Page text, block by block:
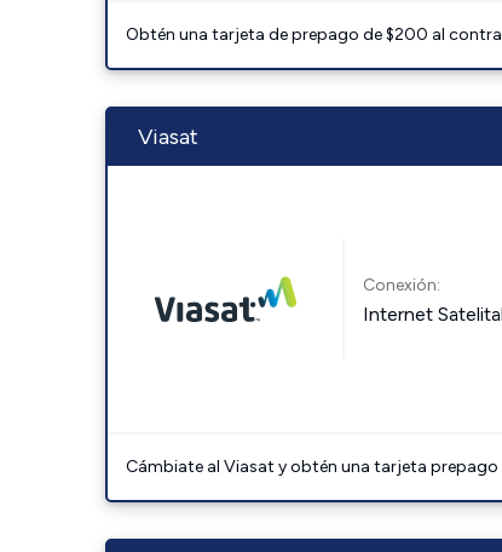
Obtén una tarjeta de prepago de $200 al
Viasat
Conexión:
Internet Satelital
Cámbiate al Viasat y obtén una tarjeta